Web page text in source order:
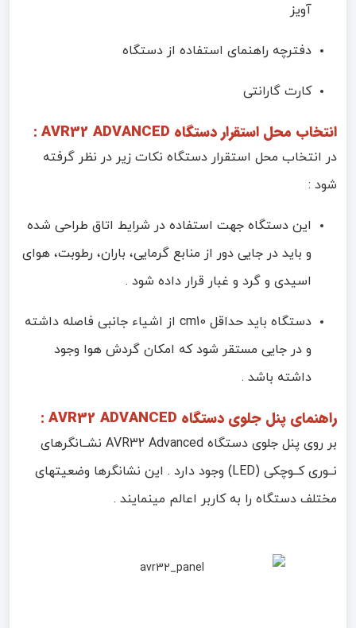
آویز
دفترچه راهنمای استفاده از دستگاه
کارت گارانتی
انتخاب محل استقرار دستگاه AVR32 ADVANCED :
در انتخاب محل استقرار دستگاه نکات زیر در نظر گرفته
شود :
این دستگاه جهت استفاده در شرایط اتاق طراحی شده
و باید در جایی دور از منابع گرمایی، باران، رطوبت، هوای
اسیدی و گرد و غبار قرار داده شود .
دستگاه باید حداقل cm10 از اشیاء جانبی فاصله داشته
و در جایی مستقر شود که امکان گردش هوا وجود
داشته باشد .
راهنمای پنل جلوی دستگاه AVR32 ADVANCED :
بر روی پنل جلوی دستگاه AVR32 Advanced نشــانگرهای
نــوری کــوچکی (LED) وجود دارد . این نشانگرها وضعیتهای
مختلف دستگاه را به کاربر اعالم مینمایند .